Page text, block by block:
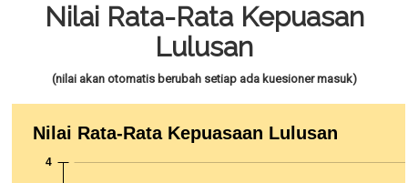
Nilai Rata-Rata Kepuasan
Lulusan
(nilai akan otomatis berubah setiap ada kuesioner masuk)